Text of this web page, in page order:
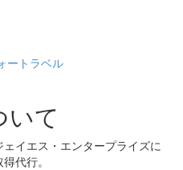
ートラベル
いて
イエス・エンタープライズに
代行。